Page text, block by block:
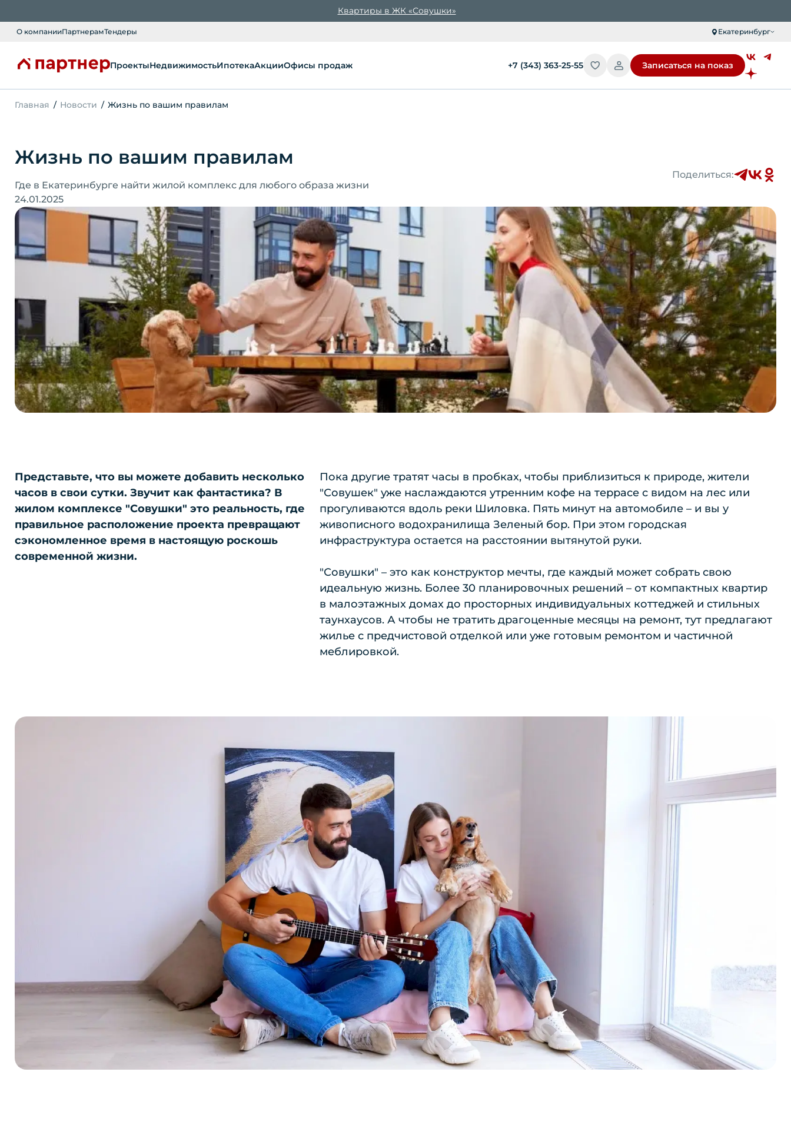
Квартиры в ЖК «Совушки»
О компанииПартнерамТендеры Екатеринбург
ПроектыНедвижимостьИпотекаАкцииОфисы продаж +7 (343) 363-25-55 Записаться на показ
Главная Новости Жизнь по вашим правилам
Жизнь по вашим правилам
Где в Екатеринбурге найти жилой комплекс для любого образа жизни
24.01.2025
Поделиться:
Представьте, что вы можете добавить несколько
часов в свои сутки. Звучит как фантастика? В
жилом комплексе "Совушки" это реальность, где
правильное расположение проекта превращают
сэкономленное время в настоящую роскошь
современной жизни.
Пока другие тратят часы в пробках, чтобы приблизиться к природе, жители
"Совушек" уже наслаждаются утренним кофе на террасе с видом на лес или
прогуливаются вдоль реки Шиловка. Пять минут на автомобиле – и вы у
живописного водохранилища Зеленый бор. При этом городская
инфраструктура остается на расстоянии вытянутой руки.
"Совушки" – это как конструктор мечты, где каждый может собрать свою
идеальную жизнь. Более 30 планировочных решений – от компактных квартир
в малоэтажных домах до просторных индивидуальных коттеджей и стильных
таунхаусов. А чтобы не тратить драгоценные месяцы на ремонт, тут предлагают
жилье с предчистовой отделкой или уже готовым ремонтом и частичной
меблировкой.